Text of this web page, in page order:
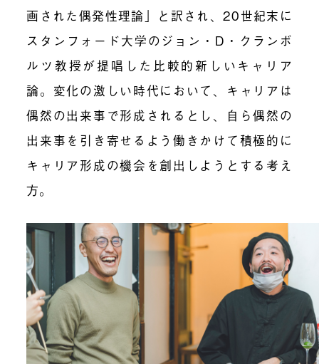
画された偶発性理論」と訳され、20世紀末に
スタンフォード大学のジョン・D・クランボ
ルツ教授が提唱した比較的新しいキャリア
論。変化の激しい時代において、キャリアは
偶然の出来事で形成されるとし、自ら偶然の
出来事を引き寄せるよう働きかけて積極的に
キャリア形成の機会を創出しようとする考え
方。